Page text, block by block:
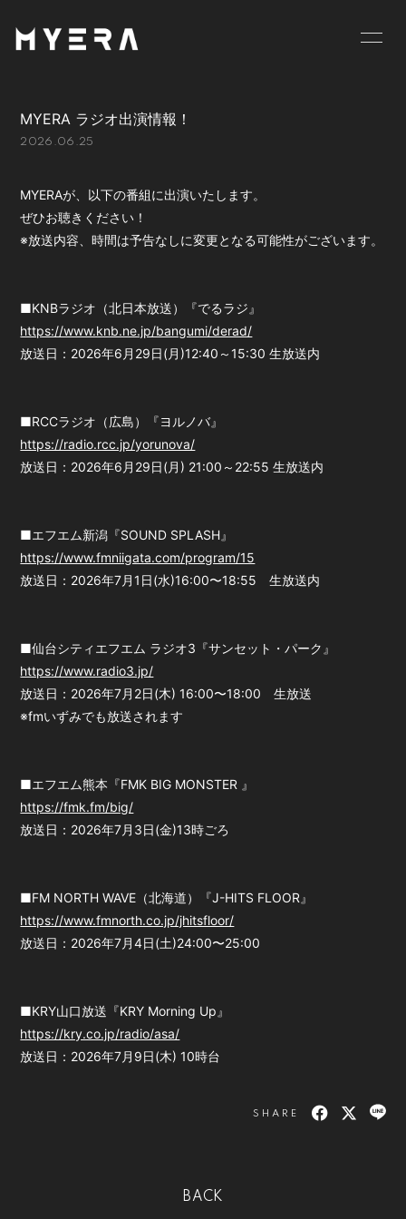
SCHEDULE
GOODS
こちら
会員登録 ログイン
MYERA ラジオ出演情報！
2026.06.25
MYERAが、以下の番組に出演いたします。
ぜひお聴きください！
※放送内容、時間は予告なしに変更となる可能性がございます。
■KNBラジオ（北日本放送）『でるラジ』
https://www.knb.ne.jp/bangumi/derad/
放送日：2026年6月29日(月)12:40～15:30 生放送内
■RCCラジオ（広島）『ヨルノバ』
https://radio.rcc.jp/yorunova/
放送日：2026年6月29日(月) 21:00～22:55 生放送内
■エフエム新潟『SOUND SPLASH』
https://www.fmniigata.com/program/15
放送日：2026年7月1日(水)16:00〜18:55 生放送内
■仙台シティエフエム ラジオ3『サンセット・パーク』
https://www.radio3.jp/
放送日：2026年7月2日(木) 16:00〜18:00 生放送
※fmいずみでも放送されます
■エフエム熊本『FMK BIG MONSTER 』
https://fmk.fm/big/
放送日：2026年7月3日(金)13時ごろ
■FM NORTH WAVE（北海道）『J-HITS FLOOR』
https://www.fmnorth.co.jp/jhitsfloor/
放送日：2026年7月4日(土)24:00〜25:00
■KRY山口放送『KRY Morning Up』
https://kry.co.jp/radio/asa/
放送日：2026年7月9日(木) 10時台
SHARE
BACK